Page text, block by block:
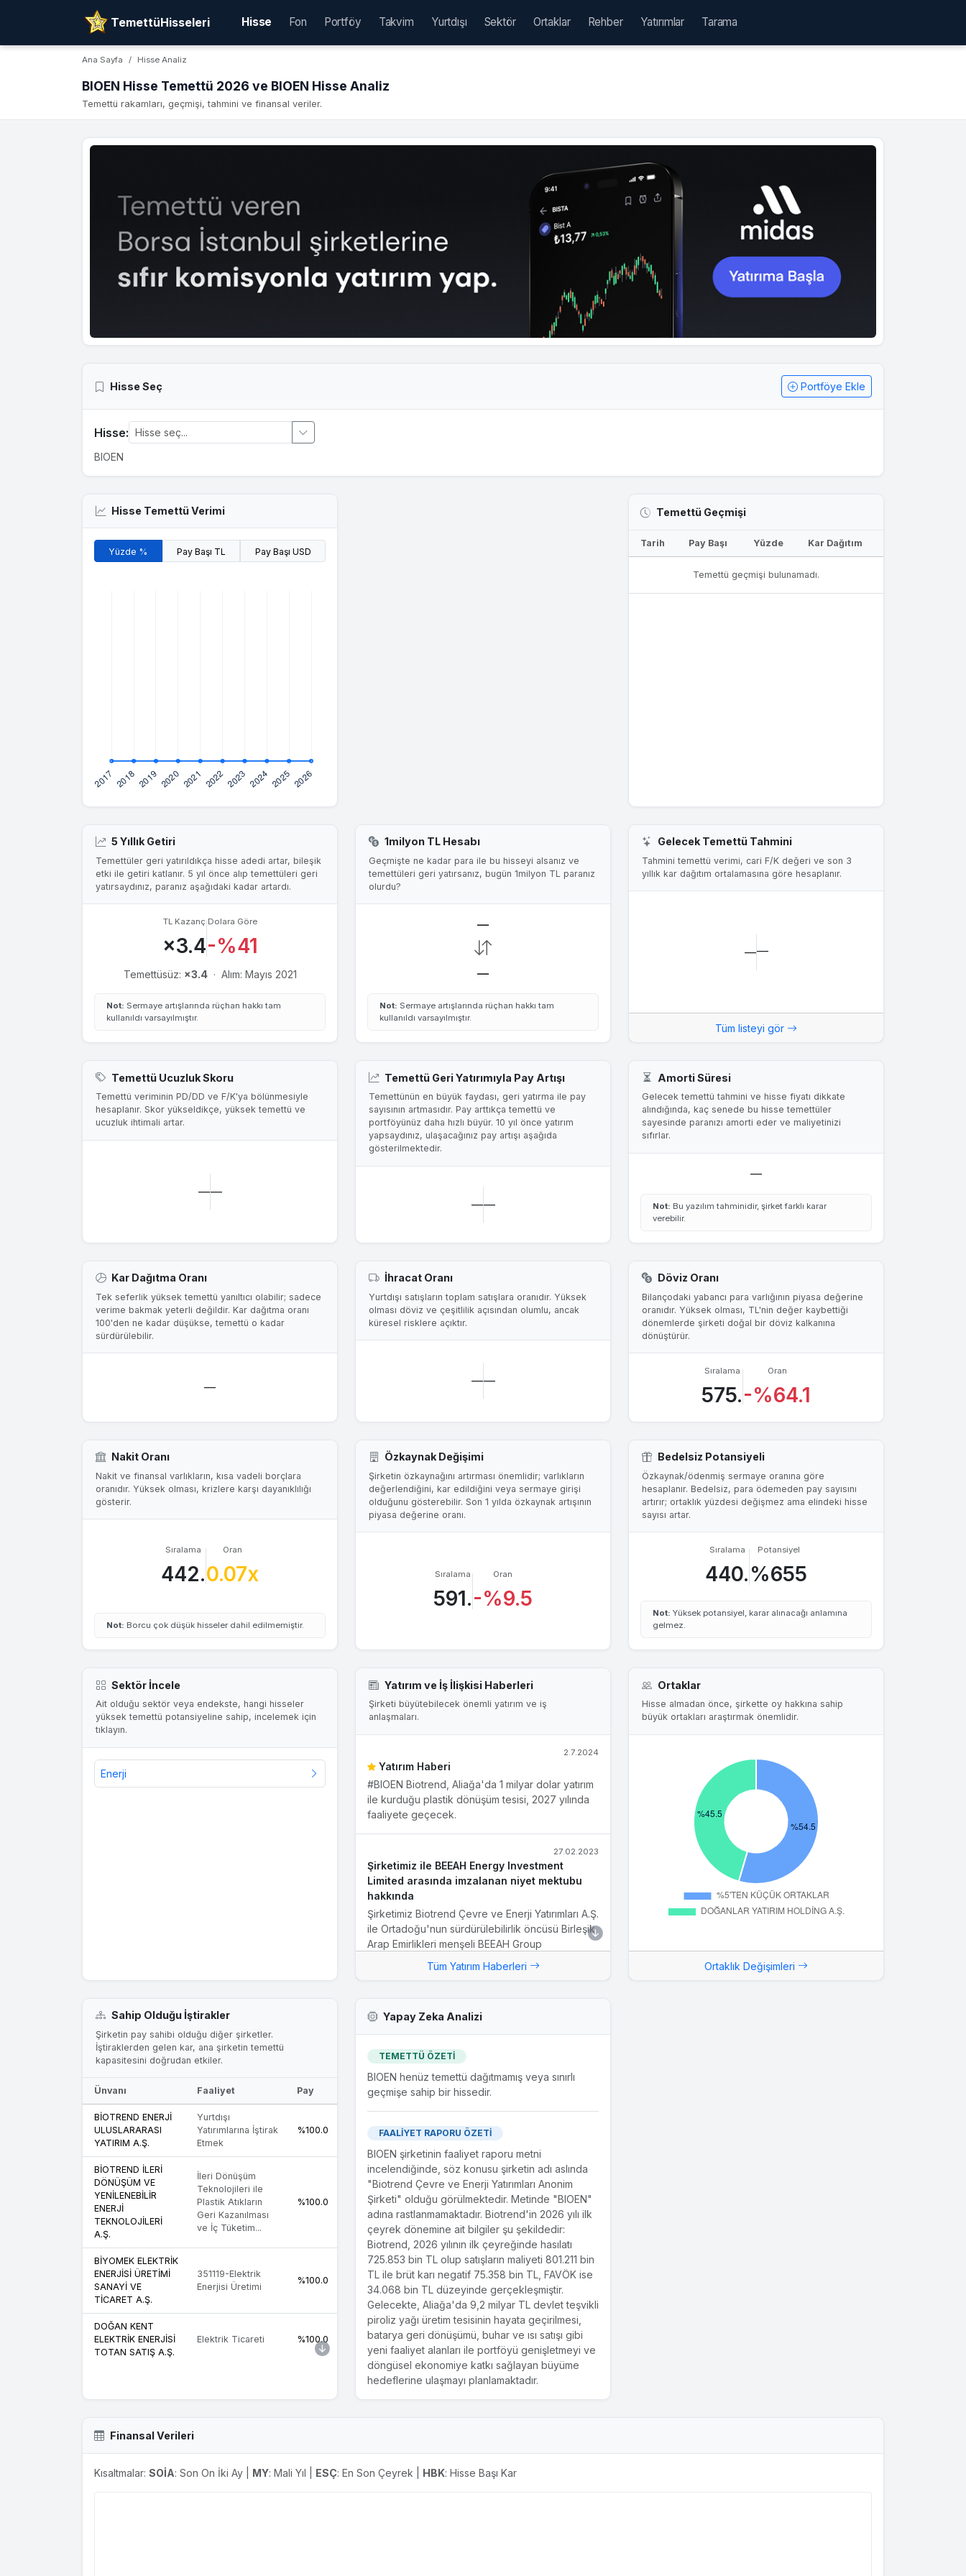
TemettüHisseleri Hisse Fon Portföy Takvim Yurtdışı Sektör Ortaklar Rehber Yatırımlar Tarama
Ana Sayfa Hisse Analiz
BIOEN Hisse Temettü 2026 ve BIOEN Hisse Analiz
Temettü rakamları, geçmişi, tahmini ve finansal veriler.
Hisse Seç Portföye Ekle
Hisse:
BIOEN
Hisse Temettü Verimi
Yüzde % Pay Başı TL Pay Başı USD
Temettü Geçmişi
Tarih Pay Başı Yüzde Kar Dağıtım
Temettü geçmişi bulunamadı.
5 Yıllık Getiri
Temettüler geri yatırıldıkça hisse adedi artar, bileşik
etki ile getiri katlanır. 5 yıl önce alıp temettüleri geri
yatırsaydınız, paranız aşağıdaki kadar artardı.
TL Kazanç
×3.4
Dolara Göre
-%41
Temettüsüz: ×3.4 · Alım: Mayıs 2021
Not: Sermaye artışlarında rüçhan hakkı tam
kullanıldı varsayılmıştır.
1milyon TL Hesabı
Geçmişte ne kadar para ile bu hisseyi alsanız ve
temettüleri geri yatırsanız, bugün 1milyon TL paranız
olurdu?
—
—
Not: Sermaye artışlarında rüçhan hakkı tam
kullanıldı varsayılmıştır.
Gelecek Temettü Tahmini
Tahmini temettü verimi, cari F/K değeri ve son 3
yıllık kar dağıtım ortalamasına göre hesaplanır.
——
Tüm listeyi gör
Temettü Ucuzluk Skoru
Temettü veriminin PD/DD ve F/K'ya bölünmesiyle
hesaplanır. Skor yükseldikçe, yüksek temettü ve
ucuzluk ihtimali artar.
——
Temettü Geri Yatırımıyla Pay Artışı
Temettünün en büyük faydası, geri yatırma ile pay
sayısının artmasıdır. Pay arttıkça temettü ve
portföyünüz daha hızlı büyür. 10 yıl önce yatırım
yapsaydınız, ulaşacağınız pay artışı aşağıda
gösterilmektedir.
——
Amorti Süresi
Gelecek temettü tahmini ve hisse fiyatı dikkate
alındığında, kaç senede bu hisse temettüler
sayesinde paranızı amorti eder ve maliyetinizi
sıfırlar.
—
Not: Bu yazılım tahminidir, şirket farklı karar
verebilir.
Kar Dağıtma Oranı
Tek seferlik yüksek temettü yanıltıcı olabilir; sadece
verime bakmak yeterli değildir. Kar dağıtma oranı
100'den ne kadar düşükse, temettü o kadar
sürdürülebilir.
—
İhracat Oranı
Yurtdışı satışların toplam satışlara oranıdır. Yüksek
olması döviz ve çeşitlilik açısından olumlu, ancak
küresel risklere açıktır.
——
Döviz Oranı
Bilançodaki yabancı para varlığının piyasa değerine
oranıdır. Yüksek olması, TL'nin değer kaybettiği
dönemlerde şirketi doğal bir döviz kalkanına
dönüştürür.
Sıralama
575.
Oran
-%64.1
Nakit Oranı
Nakit ve finansal varlıkların, kısa vadeli borçlara
oranıdır. Yüksek olması, krizlere karşı dayanıklılığı
gösterir.
Sıralama
442.
Oran
0.07x
Not: Borcu çok düşük hisseler dahil edilmemiştir.
Özkaynak Değişimi
Şirketin özkaynağını artırması önemlidir; varlıkların
değerlendiğini, kar edildiğini veya sermaye girişi
olduğunu gösterebilir. Son 1 yılda özkaynak artışının
piyasa değerine oranı.
Sıralama
591.
Oran
-%9.5
Bedelsiz Potansiyeli
Özkaynak/ödenmiş sermaye oranına göre
hesaplanır. Bedelsiz, para ödemeden pay sayısını
artırır; ortaklık yüzdesi değişmez ama elindeki hisse
sayısı artar.
Sıralama
440.
Potansiyel
%655
Not: Yüksek potansiyel, karar alınacağı anlamına
gelmez.
Sektör İncele
Ait olduğu sektör veya endekste, hangi hisseler
yüksek temettü potansiyeline sahip, incelemek için
tıklayın.
Enerji
Yatırım ve İş İlişkisi Haberleri
Şirketi büyütebilecek önemli yatırım ve iş
anlaşmaları.
2.7.2024
Yatırım Haberi
#BIOEN Biotrend, Aliağa'da 1 milyar dolar yatırım
ile kurduğu plastik dönüşüm tesisi, 2027 yılında
faaliyete geçecek.
27.02.2023
Şirketimiz ile BEEAH Energy Investment
Limited arasında imzalanan niyet mektubu
hakkında
Şirketimiz Biotrend Çevre ve Enerji Yatırımları A.Ş.
ile Ortadoğu'nun sürdürülebilirlik öncüsü Birleşik
Arap Emirlikleri menşeli BEEAH Group
enerji alanında faaliyet gösteren kamu-özel
"Taraflar" olarak anılacaktır) Niyet Mektubu'nda
"Proje(ler)" olarak tanımlanan enerji verimliliği ve
Ar-Ge çalışmalarının geliştirilmesi amacıyla
Entegre Atık Yönetim Tesisleri alanında (Atık
toplama, izleme ve mekanik ayırma Üniteleri,
Oksijensiz Çürütücüler, kompost ve
organomineral gübre üretimi, hibrit enerji üretimi,
ileri dönüşüm plastik geri dönüşümü, yeşil
hidrojen, düşük karbonlu mobilite çözümleri vb.)
muhtemel projeler için ortak yatırım ve sözleşme
fırsatlarını ortaklaşa belirleme konusunda ...
Yatırım Haberi
#BIOEN Honeywell UpCycle Proses Teknolojisi
ile kuracağı plastik geri dönüşüm tesisinin
kapasitesini 2 katına (60.000 ton) çıkarmaya
karar verdi.
07.12.2022
Biotrend İleri Dönüşüm ve Yenilenebilir Enerji
Teknolojileri Sanayi Anonim Şirketinin
Kuruluşu
Tüm Yatırım Haberleri
Ortaklar
Hisse almadan önce, şirkette oy hakkına sahip
büyük ortakları araştırmak önemlidir.
Ortaklık Değişimleri
Sahip Olduğu İştirakler
Şirketin pay sahibi olduğu diğer şirketler.
İştiraklerden gelen kar, ana şirketin temettü
kapasitesini doğrudan etkiler.
Ünvanı Faaliyet Pay
BİOTREND ENERJİ
ULUSLARARASI
YATIRIM A.Ş.
Yurtdışı
Yatırımlarına İştirak
Etmek
%100.0
BİOTREND İLERİ
DÖNÜŞÜM VE
YENİLENEBİLİR
ENERJİ
TEKNOLOJİLERİ
A.Ş.
İleri Dönüşüm
Teknolojileri ile
Plastik Atıkların
Geri Kazanılması
ve İç Tüketim...
%100.0
BİYOMEK ELEKTRİK
ENERJİSİ ÜRETİMİ
SANAYİ VE
TİCARET A.Ş.
351119-Elektrik
Enerjisi Üretimi
%100.0
DOĞAN KENT
ELEKTRİK ENERJİSİ
TOTAN SATIŞ A.Ş.
Elektrik Ticareti %100.0
Enerjisi Üretimi
İLDA ELEKTRİK
ÜRETIM A.Ş.
İZMİR DOĞU STAR
351119-Elektrik
Yapay Zeka Analizi
TEMETTÜ ÖZETİ
BIOEN henüz temettü dağıtmamış veya sınırlı
geçmişe sahip bir hissedir.
FAALİYET RAPORU ÖZETİ
BIOEN şirketinin faaliyet raporu metni
incelendiğinde, söz konusu şirketin adı aslında
"Biotrend Çevre ve Enerji Yatırımları Anonim
Şirketi" olduğu görülmektedir. Metinde "BIOEN"
adına rastlanmamaktadır. Biotrend'in 2026 yılı ilk
çeyrek dönemine ait bilgiler şu şekildedir:
Biotrend, 2026 yılının ilk çeyreğinde hasılatı
725.853 bin TL olup satışların maliyeti 801.211 bin
TL ile brüt karı negatif 75.358 bin TL, FAVÖK ise
34.068 bin TL düzeyinde gerçekleşmiştir.
Gelecekte, Aliağa'da 9,2 milyar TL devlet teşvikli
piroliz yağı üretim tesisinin hayata geçirilmesi,
batarya geri dönüşümü, buhar ve ısı satışı gibi
yeni faaliyet alanları ile portföyü genişletmeyi ve
döngüsel ekonomiye katkı sağlayan büyüme
hedeflerine ulaşmayı planlamaktadır.
Finansal Verileri
Kısaltmalar: SOİA: Son On İki Ay | MY: Mali Yıl | ESÇ: En Son Çeyrek | HBK: Hisse Başı Kar